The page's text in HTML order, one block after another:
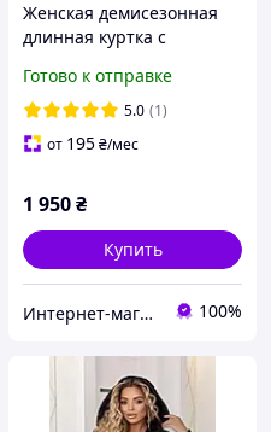
Женская демисезонная
длинная куртка с
цвета большой размер 56
бежевая весна Пальто из
плащевки демисезонное
Готово к отправке
5.0 (1)
от 195₴/мес
1 950₴
Купить
Интернет-магазин №1 Обувь,одежда для всех 100%